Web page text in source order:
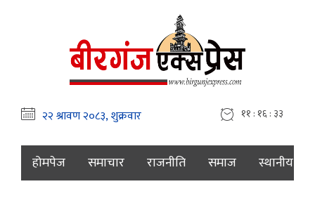
११ : १६ : ३४
होमपेज समाचार राजनीति समाज स्थानीय